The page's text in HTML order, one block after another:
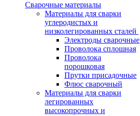
Сварочные материалы
Материалы для сварки
углеродистых и
низколегированных сталей
Электроды сварочные
Проволока сплошная
Проволока
порошковая
Прутки присадочные
Флюс сварочный
Материалы для сварки
легированных
высокопрочных и